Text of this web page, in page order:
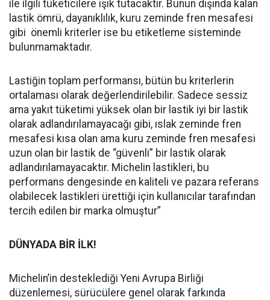
ile ilgili tüketicilere ışık tutacaktır. Bunun dışında kalan
lastik ömrü, dayanıklılık, kuru zeminde fren mesafesi
gibi önemli kriterler ise bu etiketleme sisteminde
bulunmamaktadır.
Lastiğin toplam performansı, bütün bu kriterlerin
ortalaması olarak değerlendirilebilir. Sadece sessiz
ama yakıt tüketimi yüksek olan bir lastik iyi bir lastik
olarak adlandırılamayacağı gibi, ıslak zeminde fren
mesafesi kısa olan ama kuru zeminde fren mesafesi
uzun olan bir lastik de “güvenli” bir lastik olarak
adlandırılamayacaktır. Michelin lastikleri, bu
performans dengesinde en kaliteli ve pazara referans
olabilecek lastikleri ürettiği için kullanıcılar tarafından
tercih edilen bir marka olmuştur”
DÜNYADA BİR İLK!
Michelin’in desteklediği Yeni Avrupa Birliği
düzenlemesi, sürücülere genel olarak farkında